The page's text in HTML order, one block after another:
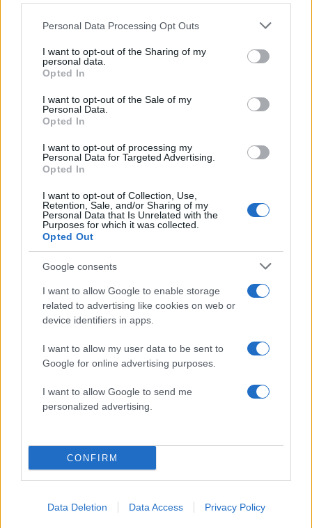
Please note that this website/app uses one or more Google
not limited to your visit or usage behaviour. You may click to
grant or deny consent to Google and its third-party tags to
use your data for below specified purposes in below Google
consent section.
Personal Data Processing Opt Outs
I want to opt-out of the Sharing of my
personal data.
Opted In
I want to opt-out of the Sale of my
Personal Data.
Opted In
I want to opt-out of processing my
Personal Data for Targeted Advertising.
Opted In
I want to opt-out of Collection, Use,
Retention, Sale, and/or Sharing of my
Personal Data that Is Unrelated with the
Purposes for which it was collected.
Opted Out
Google consents
I want to allow Google to enable storage
related to advertising like cookies on web or
device identifiers in apps.
I want to allow my user data to be sent to
Google for online advertising purposes.
I want to allow Google to send me
personalized advertising.
CONFIRM
Data Deletion Data Access Privacy Policy
News
Η Νατάσα Καλογρίδη στις πρόβες του
31.01.2013
News
Η photo που ανέβασε η Νατάσα
Θεοδωρίδου στο twitter και η έκπληξη
που ετοιμάζει…
20.01.2013
News
Τροχαίο ατύχημα για τη Νατάσα Ράγιου
22.12.2012
News
Ν. Θεοδωρίδου: Βραδινή έξοδος στο
θέατρο! Φωτογραφίες
News
ΔΙΑΦΗΜΙΣΗ